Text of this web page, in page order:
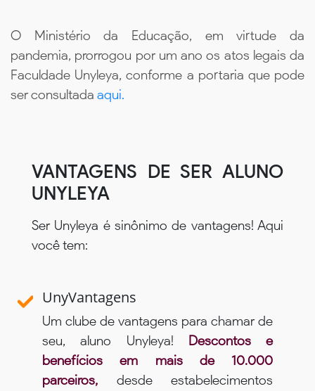
O Ministério da Educação, em virtude da
pandemia, prorrogou por um ano os atos legais da
Faculdade Unyleya, conforme a portaria que pode
ser consultada aqui.
VANTAGENS DE SER ALUNO
UNYLEYA
Ser Unyleya é sinônimo de vantagens! Aqui
você tem:
UnyVantagens
Um clube de vantagens para chamar de
seu, aluno Unyleya! Descontos e
benefícios em mais de 10.000
parceiros, desde estabelecimentos